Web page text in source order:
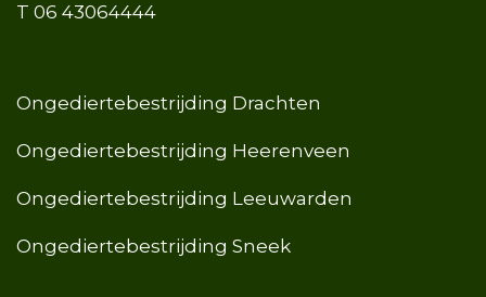
T 06 43064444
Ongediertebestrijding Drachten
Ongediertebestrijding Heerenveen
Ongediertebestrijding Leeuwarden
Ongediertebestrijding Sneek